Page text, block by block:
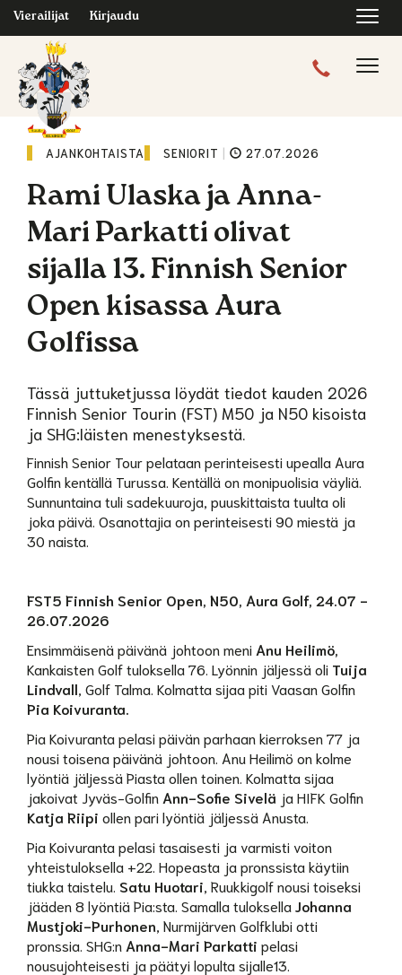
Vierailijat Kirjaudu
AJANKOHTAISTA SENIORIT | 27.07.2026
Rami Ulaska ja Anna-
Mari Parkatti olivat
sijalla 13. Finnish Senior
Open kisassa Aura
Golfissa
Tässä juttuketjussa löydät tiedot kauden 2026
Finnish Senior Tourin (FST) M50 ja N50 kisoista
ja SHG:läisten menestyksestä.
Finnish Senior Tour pelataan perinteisesti upealla Aura
Golfin kentällä Turussa. Kentällä on monipuolisia väyliä.
Sunnuntaina tuli sadekuuroja, puuskittaista tuulta oli
joka päivä. Osanottajia on perinteisesti 90 miestä ja
30 naista.
FST5 Finnish Senior Open, N50, Aura Golf, 24.07 -
26.07.2026
Ensimmäisenä päivänä johtoon meni Anu Heilimö,
Kankaisten Golf tuloksella 76. Lyönnin jäljessä oli Tuija
Lindvall , Golf Talma. Kolmatta sijaa piti Vaasan Golfin
Pia Koivuranta.
Pia Koivuranta pelasi päivän parhaan kierroksen 77 ja
nousi toisena päivänä johtoon. Anu Heilimö on kolme
lyöntiä jäljessä Piasta ollen toinen. Kolmatta sijaa
jakoivat Jyväs-Golfin Ann-Sofie Sivelä ja HIFK Golfin
Katja Riipi ollen pari lyöntiä jäljessä Anusta.
Pia Koivuranta pelasi tasaisesti ja varmisti voiton
yhteistuloksella +22. Hopeasta ja pronssista käytiin
tiukka taistelu. Satu Huotari , Ruukkigolf nousi toiseksi
jääden 8 lyöntiä Pia:sta. Samalla tuloksella Johanna
Mustjoki-Purhonen , Nurmijärven Golfklubi otti
pronssia. SHG:n Anna-Mari Parkatti pelasi
nousujohteisesti ja päätyi lopulta sijalle13.